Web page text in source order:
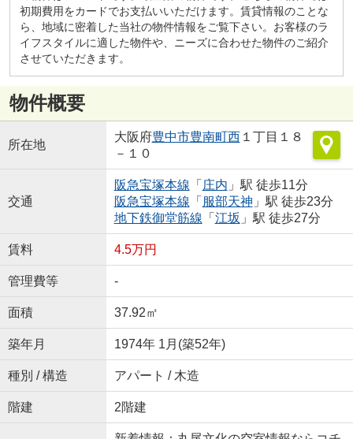
初期費用をカードでお支払いいただけます。賃貸情報のことな
ら、地域に密着した当社の物件情報をご覧下さい。お客様のラ
イフスタイルに適した物件や、ニーズに合わせた物件のご紹介
させていただきます。
物件概要
所在地
大阪府豊中市豊南町西１丁目１８
－１０
交通
阪急宝塚本線 「 庄内 」駅 徒歩11分
阪急宝塚本線 「 服部天神 」駅 徒歩23分
地下鉄御堂筋線 「 江坂 」駅 徒歩27分
賃料 4.5万円
管理費等 -
面積 37.92㎡
築年月 1974年 1月(築52年)
種別 / 構造 アパート / 木造
階建 2階建